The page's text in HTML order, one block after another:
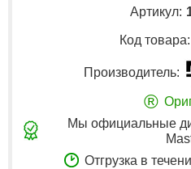
Артикул:
Код товара:
Производитель:
®
Мы официальные
Отгрузка в